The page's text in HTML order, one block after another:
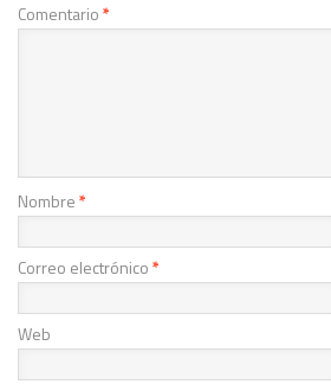
Comentario*
Nombre*
Correo electrónico*
Web